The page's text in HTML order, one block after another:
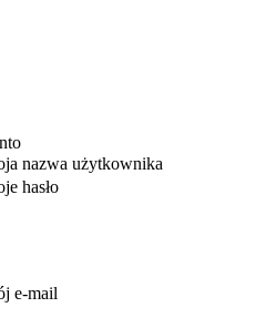
nazwa użytkownika
hasło
e-mail